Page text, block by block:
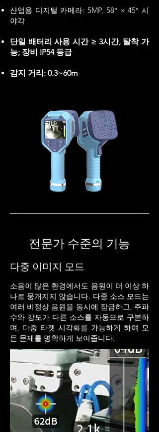
산업용 디지털 카메라: 5MP, 58° × 45° 시
야각
단일 배터리 사용 시간 ≥ 3시간, 탈착 가
능; 장비 IP54 등급
감지 거리: 0.3~60m
전문가 수준의 기능
다중 이미지 모드
소음이 많은 환경에서도 음원이 더 이상 하
나로 뭉개지지 않습니다. 다중 소스 모드는
여러 비정상 음원을 동시에 잠금하고, 주파
수와 강도가 다른 소스를 자동으로 구분하
며, 다중 타겟 시각화를 가능하게 하여 모
든 문제를 명확하게 보여줍니다.